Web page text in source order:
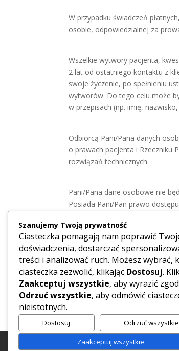
W przypadku świadczeń
osobie, odpowiedzialnej za
Wszelkie wytwory pacjenta,
2 lat od ostatniego kontaktu z
swoje życzenie, po spełnieniu
wytworów. Do tego celu może
w przepisach (np. imię,
Odbiorcą Pani/Pana danych
o prawach pacjenta i Rzeczniku
rozwiązań technicznych.
Pani/Pana dane osobowe nie
Posiada Pani/Pan prawo
prawo do przenoszenia
Rzeczniku Praw Pacjenta oraz
– ma Pan/Pani prawo
przetwarzanie dotyczących
Psycholog Iława Psycholog
Szanujemy Twoją prywatność
Ciasteczka pomagają nam poprawić
doświadczenia, dostarczać
treści i analizować ruch. Możesz wybrać,
ciasteczka zezwolić, klikając Dostosuj.
Zaakceptuj wszystkie, aby wyrazić
Odrzuć wszystkie, aby odmówić
nieistotnych.
Dostosuj Odrzuć wszystkie
Zaakceptuj wszystkie